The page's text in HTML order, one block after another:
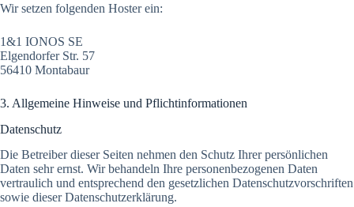
Wir setzen folgenden Hoster ein:
1&1 IONOS SE
Elgendorfer Str. 57
56410 Montabaur
3. Allgemeine Hinweise und Pflicht­informationen
Datenschutz
Die Betreiber dieser Seiten nehmen den Schutz Ihrer persönlichen
Daten sehr ernst. Wir behandeln Ihre personenbezogenen Daten
vertraulich und entsprechend den gesetzlichen Datenschutzvorschriften
sowie dieser Datenschutzerklärung.